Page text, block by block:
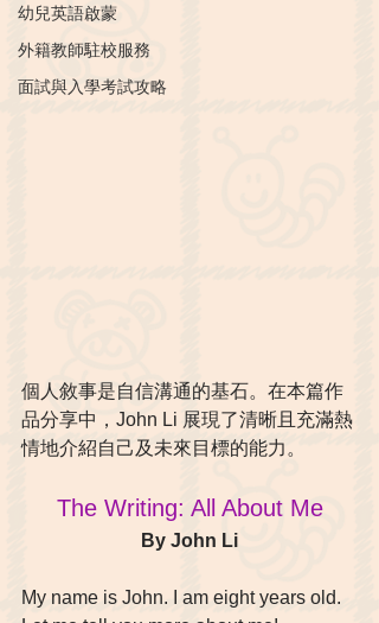
幼兒英語啟蒙
外籍教師駐校服務
面試與入學考試攻略
個人敘事是自信溝通的基石。在本篇作
品分享中，John Li 展現了清晰且充滿熱
情地介紹自己及未來目標的能力。
The Writing: All About Me
By John Li
My name is John. I am eight years old.